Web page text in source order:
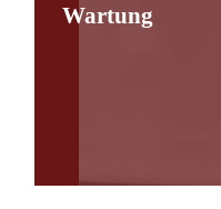
Wartung